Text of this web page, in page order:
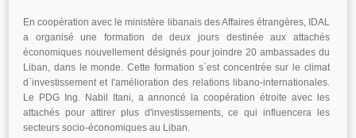
En coopération avec le ministère libanais des Affaires étrangères, IDAL
a organisé une formation de deux jours destinée aux attachés
économiques nouvellement désignés pour joindre 20 ambassades du
Liban, dans le monde. Cette formation s`est concentrée sur le climat
d`investissement et l'amélioration des relations libano-internationales.
Le PDG Ing. Nabil Itani, a annoncé la coopération étroite avec les
attachés pour attirer plus d'investissements, ce qui influencera les
secteurs socio-économiques au Liban.